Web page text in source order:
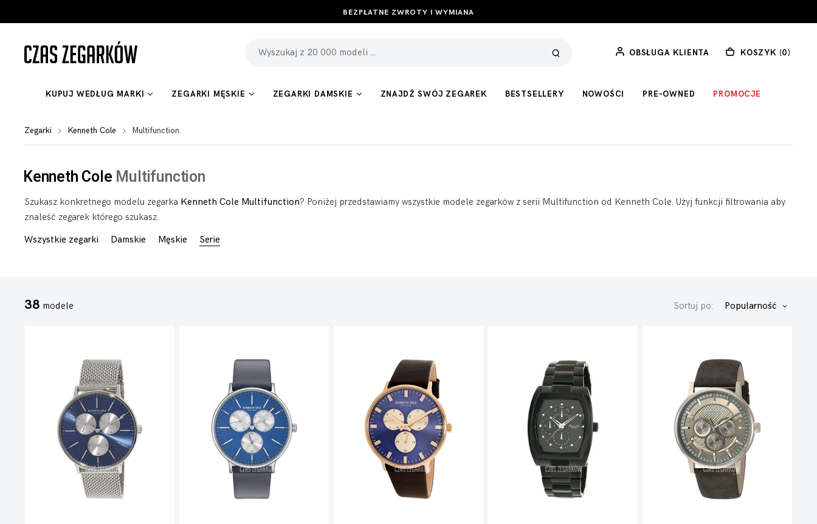
BEZPIECZNE PŁATNOŚCI
OBSŁUGA KLIENTA KOSZYK (0)
KUPUJ WEDŁUG MARKI ZEGARKI MĘSKIE ZEGARKI DAMSKIE ZNAJDŹ SWÓJ ZEGAREK BESTSELLERY NOWOŚCI PRE-OWNED PROMOCJE
Zegarki Kenneth Cole Multifunction
Kenneth Cole Multifunction
Szukasz konkretnego modelu zegarka Kenneth Cole Multifunction? Poniżej przedstawiamy wszystkie modele zegarków z serii Multifunction od Kenneth Cole. Użyj funkcji filtrowania aby
znaleść zegarek którego szukasz.
Wszystkie zegarki
Damskie Męskie Serie
38 modele Sortuj po: Popularność